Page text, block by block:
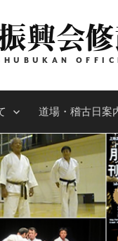
興会
道場・稽古日案